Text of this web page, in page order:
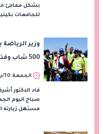
بشكل مفاجئ
للجامعات
وزير
500 شاب وفتاة في بورسعيد| صور
الجمعة 10/يونيو/2022 - 07:13 م
قاد الدكتور
صباح اليوم
مستهل زيارته